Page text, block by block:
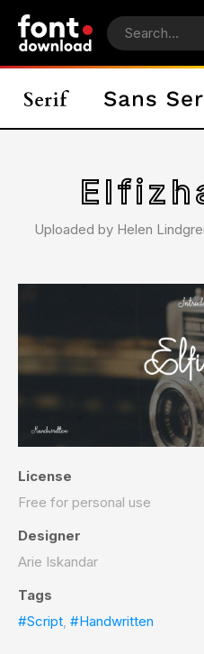
Uploaded by Helen
License
Free for personal use
Designer
Arie Iskandar
Tags
#Script, #Handwritten